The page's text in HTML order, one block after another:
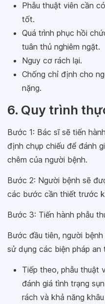
Phẫu thuật viên cần
tốt.
Quá trình phục hồi
tuân thủ nghiêm ngặt.
Nguy cơ rách lại.
Chống chỉ định cho
nặng.
6. Quy trình
Bước 1: Bác sĩ sẽ tiến
định chụp chiếu để đánh
chêm của người bệnh.
Bước 2: Người bệnh sẽ
các bước cần thiết trước
Bước 3: Tiến hành phẫu
Bước đầu tiên, người
sử dụng các biện pháp an
Tiếp theo, phẫu thuật
đánh giá tình trạng
rách và khả năng